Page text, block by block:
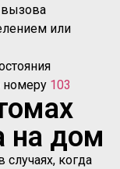
вызова
или
103
на дом
когда